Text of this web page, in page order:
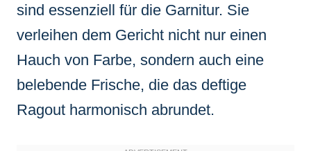
sind essenziell für die Garnitur. Sie
verleihen dem Gericht nicht nur einen
Hauch von Farbe, sondern auch eine
belebende Frische, die das deftige
Ragout harmonisch abrundet.